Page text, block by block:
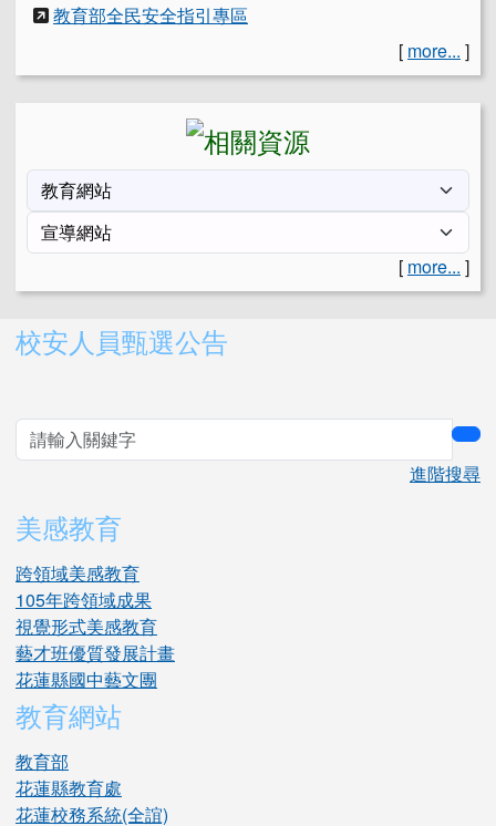
教育部全民安全指引專區
[ more... ]
[ more... ]
右邊區域內容
校安人員甄選公告
進階搜尋
美感教育
跨領域美感教育
105年跨領域成果
視覺形式美感教育
藝才班優質發展計畫
花蓮縣國中藝文團
教育網站
教育部
花蓮縣教育處
花蓮校務系統(全誼)